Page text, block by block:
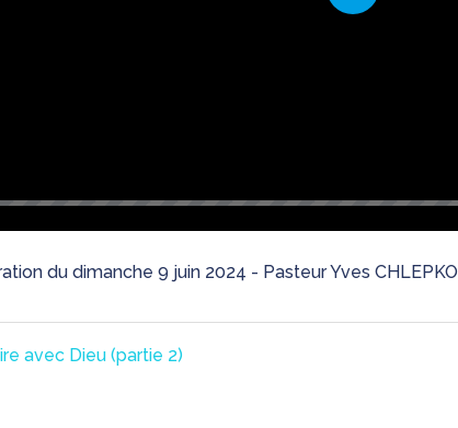
Play
du dimanche 9 juin 2024 - Pasteur Yves CHLEPKO
avec Dieu (partie 2)